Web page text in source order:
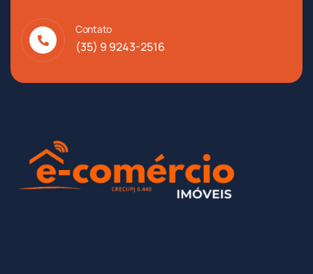
Contato
(35) 9 9243-2516